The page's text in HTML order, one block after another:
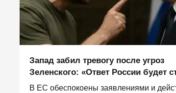
Запад забил тревогу после угроз
Зеленского: «Ответ России будет
В ЕС обеспокоены заявлениями и